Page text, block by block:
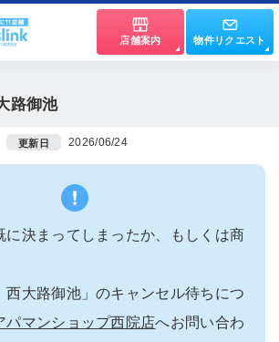
店舗案内 物件リクエスト
路御池
更新日 2026/06/24
決まってしまったか、もしくは商
大路御池」のキャンセル待ちにつ
パマンショップ西院店へお問い合わ